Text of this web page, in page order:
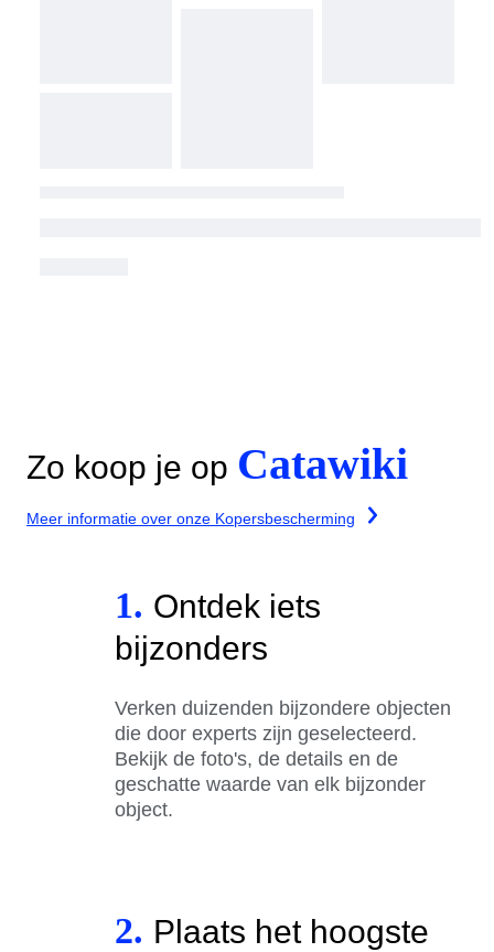
Zo koop je op Catawiki
Meer informatie over onze Kopersbescherming
1. Ontdek iets
bijzonders
Verken duizenden bijzondere objecten
die door experts zijn geselecteerd.
Bekijk de foto's, de details en de
geschatte waarde van elk bijzonder
object.
2. Plaats het hoogste